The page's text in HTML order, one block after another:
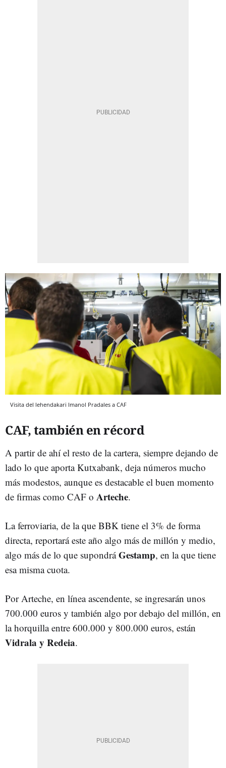
Visita del lehendakari Imanol Pradales a CAF
CAF, también en récord
A partir de ahí el resto de la cartera, siempre dejando de
lado lo que aporta Kutxabank, deja números mucho
más modestos, aunque es destacable el buen momento
de firmas como CAF o Arteche.
La ferroviaria, de la que BBK tiene el 3% de forma
directa, reportará este año algo más de millón y medio,
algo más de lo que supondráGestamp, en la que tiene
esa misma cuota.
Por Arteche, en línea ascendente, se ingresarán unos
700.000 euros y también algo por debajo del millón, en
la horquilla entre 600.000 y 800.000 euros, están
Vidrala y Redeia.